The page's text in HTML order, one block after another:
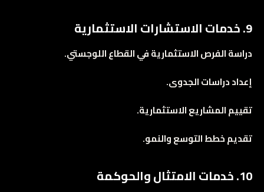
9. خدمات الاستشارات الاستثمارية
دراسة الفرص الاستثمارية في القطاع اللوجستي.
إعداد دراسات الجدوى.
تقييم المشاريع الاستثمارية.
تقديم خطط التوسع والنمو.
10. خدمات الامتثال والحوكمة